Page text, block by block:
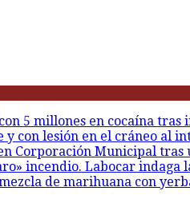
5 millones en cocaína
con lesión en el cráneo al
Corporación Municipal tras
incendio. Labocar indaga
de marihuana con